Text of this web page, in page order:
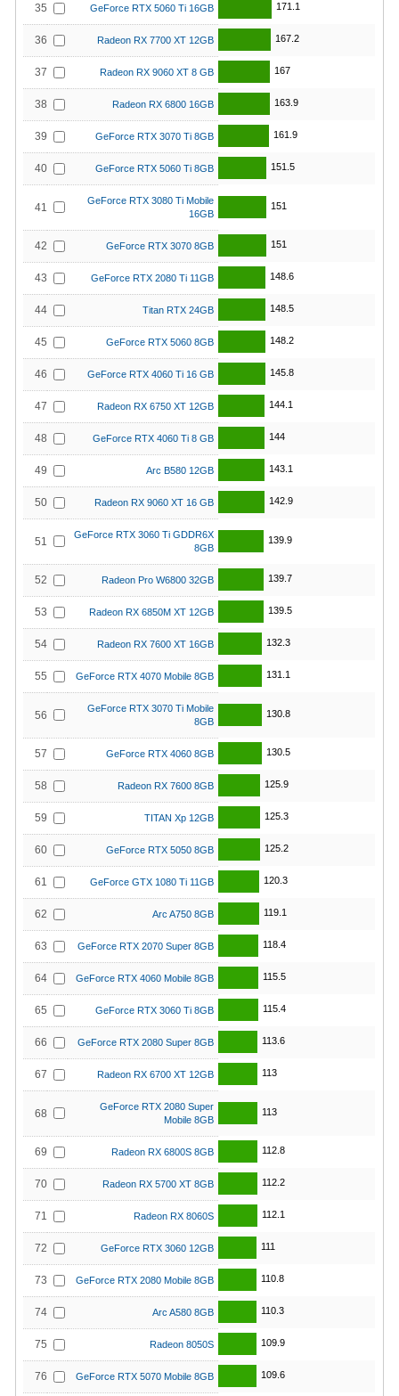
35 GeForce RTX 5060 Ti 16GB 171.1
36 Radeon RX 7700 XT 12GB 167.2
37 Radeon RX 9060 XT 8 GB 167
38 Radeon RX 6800 16GB 163.9
39 GeForce RTX 3070 Ti 8GB 161.9
40 GeForce RTX 5060 Ti 8GB 151.5
41
GeForce RTX 3080 Ti Mobile
16GB
151
42 GeForce RTX 3070 8GB 151
43 GeForce RTX 2080 Ti 11GB 148.6
44 Titan RTX 24GB 148.5
45 GeForce RTX 5060 8GB 148.2
46 GeForce RTX 4060 Ti 16 GB 145.8
47 Radeon RX 6750 XT 12GB 144.1
48 GeForce RTX 4060 Ti 8 GB 144
49 Arc B580 12GB 143.1
50 Radeon RX 9060 XT 16 GB 142.9
51
GeForce RTX 3060 Ti GDDR6X
8GB
139.9
52 Radeon Pro W6800 32GB 139.7
53 Radeon RX 6850M XT 12GB 139.5
54 Radeon RX 7600 XT 16GB 132.3
55 GeForce RTX 4070 Mobile 8GB 131.1
56
GeForce RTX 3070 Ti Mobile
8GB
130.8
57 GeForce RTX 4060 8GB 130.5
58 Radeon RX 7600 8GB 125.9
59 TITAN Xp 12GB 125.3
60 GeForce RTX 5050 8GB 125.2
61 GeForce GTX 1080 Ti 11GB 120.3
62 Arc A750 8GB 119.1
63 GeForce RTX 2070 Super 8GB 118.4
64 GeForce RTX 4060 Mobile 8GB 115.5
65 GeForce RTX 3060 Ti 8GB 115.4
66 GeForce RTX 2080 Super 8GB 113.6
67 Radeon RX 6700 XT 12GB 113
68
GeForce RTX 2080 Super
Mobile 8GB
113
69 Radeon RX 6800S 8GB 112.8
70 Radeon RX 5700 XT 8GB 112.2
71 Radeon RX 8060S 112.1
72 GeForce RTX 3060 12GB 111
73 GeForce RTX 2080 Mobile 8GB 110.8
74 Arc A580 8GB 110.3
75 Radeon 8050S 109.9
76 GeForce RTX 5070 Mobile 8GB 109.6